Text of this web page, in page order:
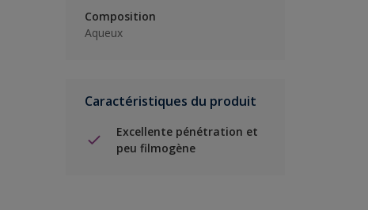
Composition
Aqueux
Caractéristiques du produit
Excellente pénétration et
peu filmogène